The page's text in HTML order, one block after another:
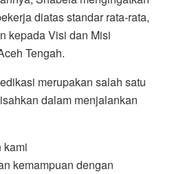
diatas standar rata-rata,
kepada Visi dan Misi
Tengah.
merupakan salah satu
dalam menjalankan
kami
kemampuan dengan